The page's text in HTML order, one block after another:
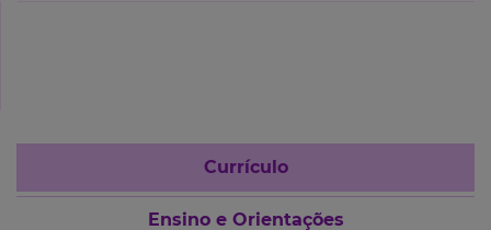
Currículo
Ensino e Orientações